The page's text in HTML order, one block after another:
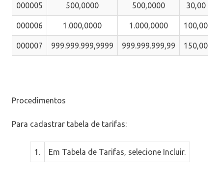
000005 500,0000 500,0000 30,00
000006 1.000,0000 1.000,0000 100,00
000007 999.999.999,9999 999.999.999,99 150,00
Procedimentos
Para cadastrar tabela de tarifas:
1. Em Tabela de Tarifas, selecione Incluir.